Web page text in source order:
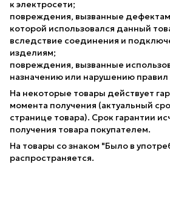
к электросети;
повреждения, вызванные
которой использовался данный
вследствие соединения и
изделиям;
повреждения, вызванные
назначению или нарушению правил
На некоторые товары действует
момента получения (актуальный
странице товара). Срок гарантии
получения товара покупателем.
На товары со знаком "Было в
распространяется.